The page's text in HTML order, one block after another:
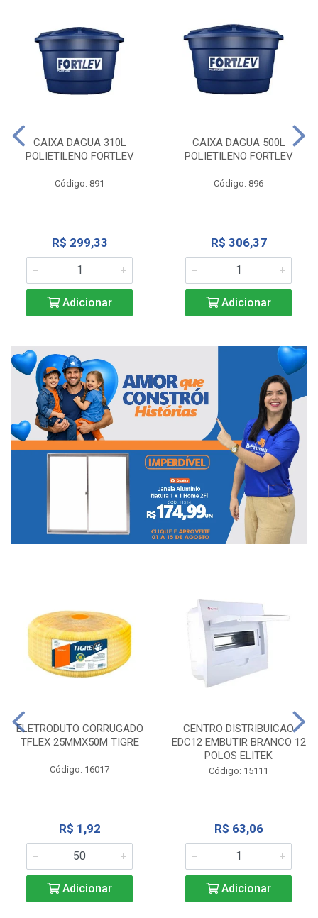
CAIXA DAGUA 310L
POLIETILENO FORTLEV
Código: 891
R$ 299,33
Adicionar
CAIXA DAGUA 500L
POLIETILENO FORTLEV
Código: 896
R$ 306,37
Adicionar
ELETRODUTO CORRUGADO
TFLEX 25MMX50M TIGRE
Código: 16017
R$ 1,92
Adicionar
CENTRO DISTRIBUICAO
EDC12 EMBUTIR BRANCO 12
POLOS ELITEK
Código: 15111
R$ 63,06
Adicionar